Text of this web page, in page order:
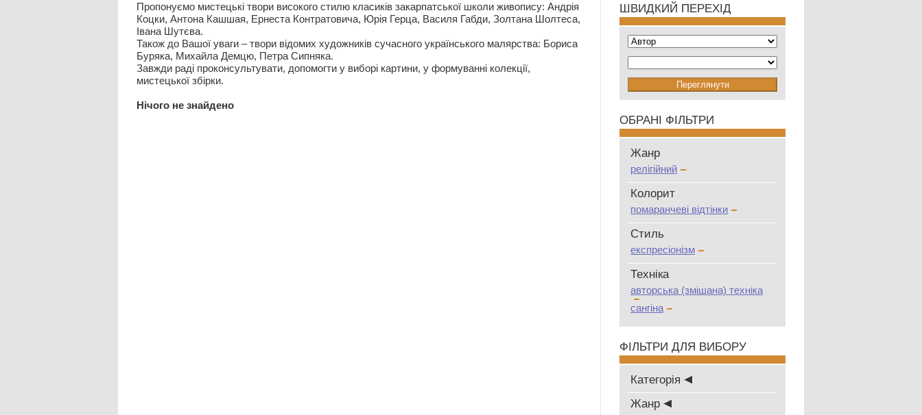
Пропонуємо мистецькі твори високого стилю класиків закарпатської школи живопису: Андрія
Коцки, Антона Кашшая, Ернеста Контратовича, Юрія Герца, Василя Габди, Золтана Шолтеса,
Івана Шутєва.
Також до Вашої уваги – твори відомих художників сучасного українського малярства: Бориса
Буряка, Михайла Демцю, Петра Сипняка.
Завжди раді проконсультувати, допомогти у виборі картини, у формуванні колекції,
мистецької збірки.
Нiчого не знайдено
ШВИДКИЙ ПЕРЕХІД
ОБРАНІ ФІЛЬТРИ
Жанр
релігійний
Колорит
помаранчеві відтінки
Стиль
експресіонізм
Техніка
авторська (змішана) техніка
сангіна
ФІЛЬТРИ ДЛЯ ВИБОРУ
Категорія
Жанр